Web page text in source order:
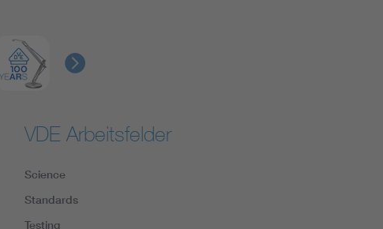
VDE Arbeitsfelder
Science
Standards
Testing